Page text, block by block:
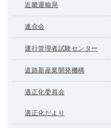
近畿運輸局
連合会
運行管理者試験センター
道路新産業開発機構
適正化委員会
適正化だより